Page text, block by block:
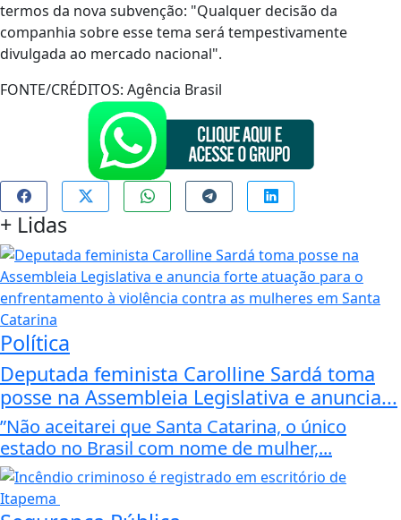
termos da nova subvenção: "Qualquer decisão da
companhia sobre esse tema será tempestivamente
divulgada ao mercado nacional".
FONTE/CRÉDITOS: Agência Brasil
+ Lidas
Política
Deputada feminista Carolline Sardá toma
posse na Assembleia Legislativa e anuncia...
”Não aceitarei que Santa Catarina, o único
estado no Brasil com nome de mulher,...